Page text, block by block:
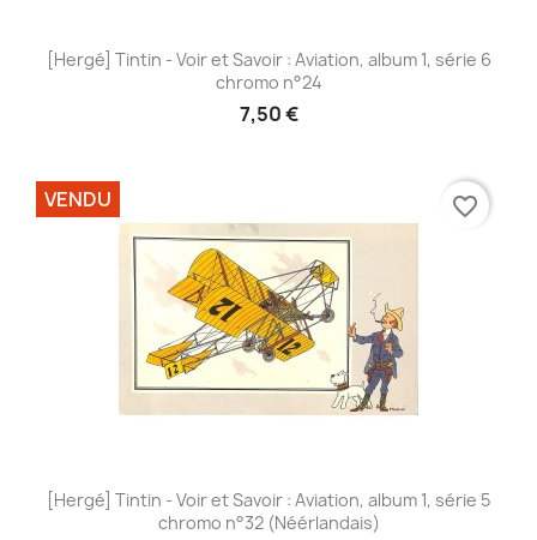
[Hergé] Tintin - Voir et Savoir : Aviation, album 1, série 6
chromo n°24
7,50 €
[Hergé] Tintin - Voir et Savoir : Aviation, album 1, série 5
chromo n°32 (Néérlandais)
VENDU favorite_border